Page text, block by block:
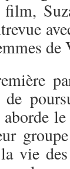
film,
vie